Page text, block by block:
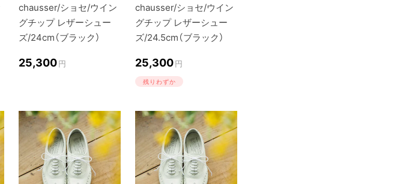
chausser/ショセ/ウイン
グチップ レザーシュー
ズ/24cm（ブラック）
25,300円
chausser/ショセ/ウイン
グチップ レザーシュー
ズ/24.5cm（ブラック）
25,300円
残りわずか